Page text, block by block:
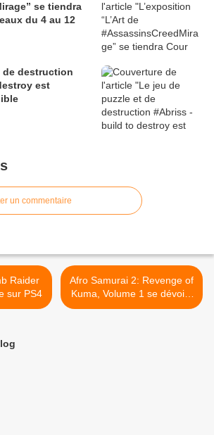
se tiendra
du 4 au 12
de destruction
est
un commentaire
sur PS4
Afro Samurai 2: Revenge of
Kuma, Volume 1 se dévoile
en images >